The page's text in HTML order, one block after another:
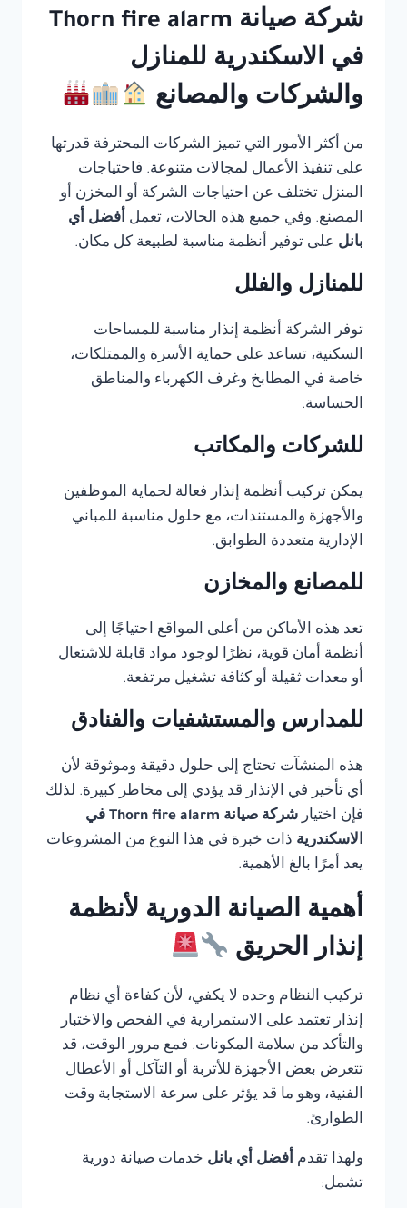
شركة صيانة Thorn fire alarm
في الاسكندرية للمنازل
والشركات والمصانع
من أكثر الأمور التي تميز الشركات المحترفة قدرتها
على تنفيذ الأعمال لمجالات متنوعة. فاحتياجات
المنزل تختلف عن احتياجات الشركة أو المخزن أو
المصنع. وفي جميع هذه الحالات، تعمل أفضل أي
بانل على توفير أنظمة مناسبة لطبيعة كل مكان.
للمنازل والفلل
توفر الشركة أنظمة إنذار مناسبة للمساحات
السكنية، تساعد على حماية الأسرة والممتلكات،
خاصة في المطابخ وغرف الكهرباء والمناطق
الحساسة.
للشركات والمكاتب
يمكن تركيب أنظمة إنذار فعالة لحماية الموظفين
والأجهزة والمستندات، مع حلول مناسبة للمباني
الإدارية متعددة الطوابق.
للمصانع والمخازن
تعد هذه الأماكن من أعلى المواقع احتياجًا إلى
أنظمة أمان قوية، نظرًا لوجود مواد قابلة للاشتعال
أو معدات ثقيلة أو كثافة تشغيل مرتفعة.
للمدارس والمستشفيات والفنادق
هذه المنشآت تحتاج إلى حلول دقيقة وموثوقة لأن
أي تأخير في الإنذار قد يؤدي إلى مخاطر كبيرة. لذلك
فإن اختيار
شركة صيانة Thorn fire alarm في
الاسكندرية ذات خبرة في هذا النوع من المشروعات
يعد أمرًا بالغ الأهمية.
أهمية الصيانة الدورية لأنظمة
إنذار الحريق
تركيب النظام وحده لا يكفي، لأن كفاءة أي نظام
إنذار تعتمد على الاستمرارية في الفحص والاختبار
والتأكد من سلامة المكونات. فمع مرور الوقت، قد
تتعرض بعض الأجهزة للأتربة أو التآكل أو الأعطال
الفنية، وهو ما قد يؤثر على سرعة الاستجابة وقت
الطوارئ.
ولهذا تقدم أفضل أي بانل خدمات صيانة دورية
تشمل: